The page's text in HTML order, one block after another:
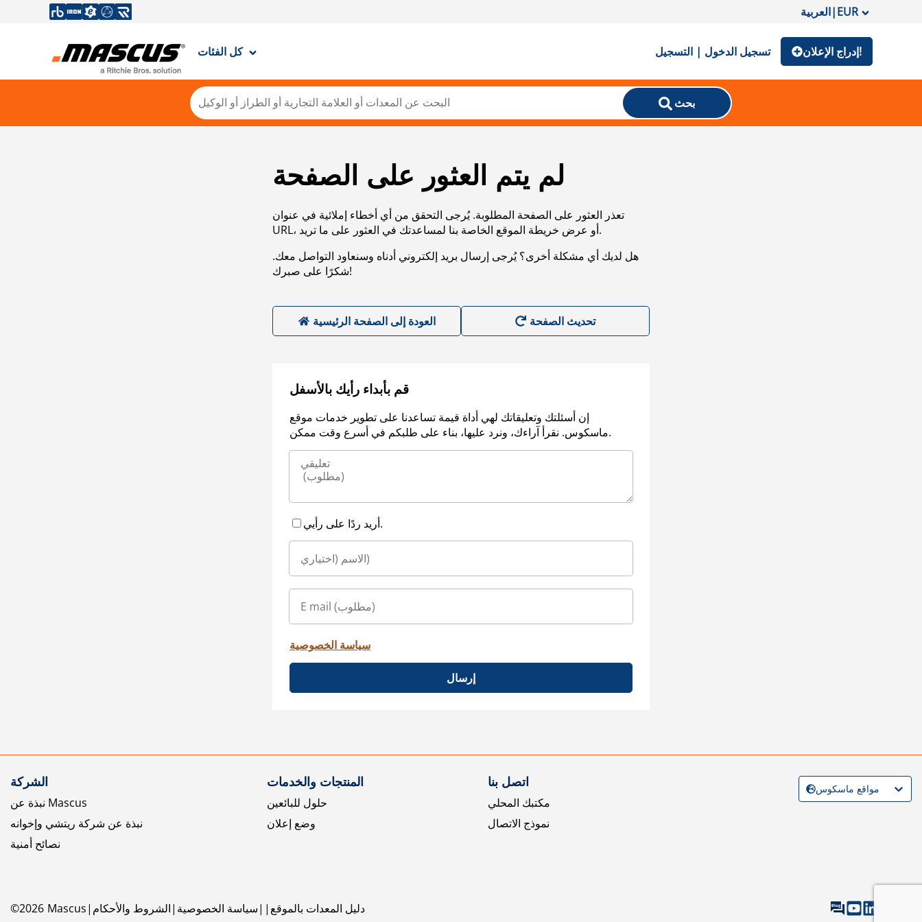
العربية|EUR
كل الفئات تسجيل الدخول | التسجيل إدراج الإعلان!
بحث
لم يتم العثور على الصفحة
تعذر العثور على الصفحة المطلوبة. يُرجى التحقق من أي أخطاء إملائية في عنوان
URL، أو عرض خريطة الموقع الخاصة بنا لمساعدتك في العثور على ما تريد.
هل لديك أي مشكلة أخرى؟ يُرجى إرسال بريد إلكتروني أدناه وسنعاود التواصل معك.
شكرًا على صبرك!
العودة إلى الصفحة الرئيسية
قم بأبداء رأيك بالأسفل
إن أسئلتك وتعليقاتك لهي أداة قيمة تساعدنا على تطوير خدمات موقع
ماسكوس. نقرأ آراءك، ونرد عليها، بناء على طلبكم في أسرع وقت ممكن.
أريد ردًا على رأيي.
سياسة الخصوصية
إرسال
الشركة
نبذة عن Mascus
نبذة عن شركة ريتشي وإخوانه
نصائح أمنية
المنتجات والخدمات
حلول للبائعين
وضع إعلان
اتصل بنا
مكتبك المحلي
نموذج الاتصال
©2026 Mascus الشروط والأحكام سياسة الخصوصية دليل المعدات بالموقع
مواقع ماسكوس